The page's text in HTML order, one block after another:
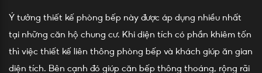
Ý tưởng thiết kế phòng bếp này được áp dụng nhiều nhất
tại những căn hộ chung cư. Khi diện tích có phần khiêm tốn
thì việc thiết kế liên thông phòng bếp và khách giúp ăn gian
diện tích. Bên cạnh đó giúp căn bếp thông thoáng, rộng rãi